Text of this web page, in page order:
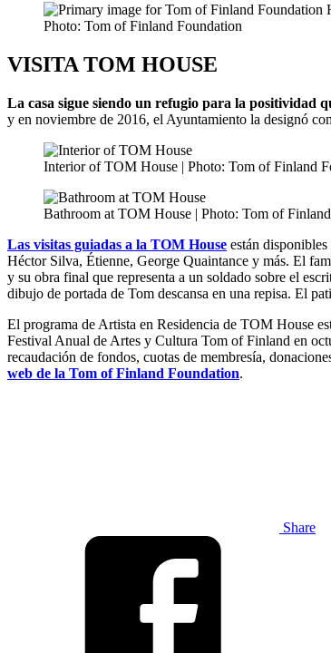
Photo: Tom of Finland Foundation
VISITA TOM HOUSE
La casa sigue siendo un refugio para la positividad
y en noviembre de 2016, el Ayuntamiento la designó
Interior of TOM House | Photo: Tom of Finland
Bathroom at TOM House | Photo: Tom of
Las visitas guiadas a la TOM House están
Héctor Silva, Étienne, George Quaintance y más. El
y su obra final que representa a un soldado sobre el
dibujo de portada de Tom descansa en una repisa. El
El programa de Artista en Residencia de TOM House
Festival Anual de Artes y Cultura Tom of Finland en
recaudación de fondos, cuotas de membresía,
web de la Tom of Finland Foundation.
Share